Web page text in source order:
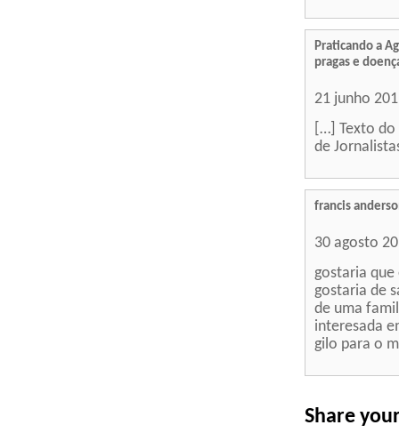
Praticando a
pragas e
21 junho
[…] Texto do
de
francis
30 agosto
gostaria
gostaria de
de uma
interesada
gilo para o
Share